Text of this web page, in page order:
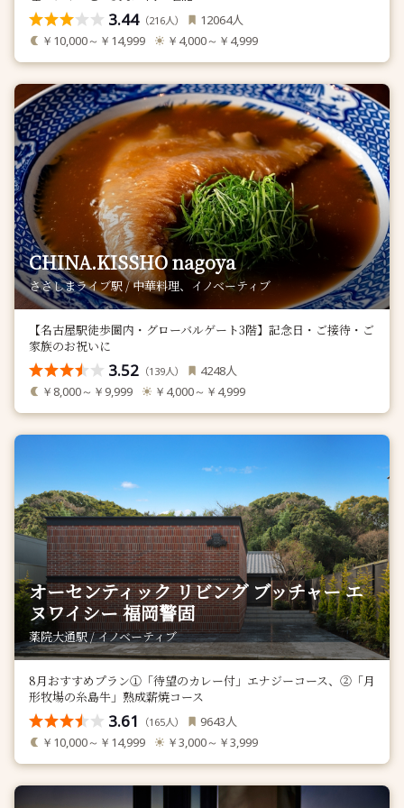
3.44（216人） 12064人
￥10,000～￥14,999 ￥4,000～￥4,999
CHINA.KISSHO nagoya
ささしまライブ駅 / 中華料理、イノベーティブ
【名古屋駅徒歩圏内・グローバルゲート3階】記念日・ご接待・ご
家族のお祝いに
3.52 （139人） 4248人
￥8,000～￥9,999 ￥4,000～￥4,999
オーセンティック リビング ブッチャー エ
ヌワイシー 福岡警固
薬院大通駅 / イノベーティブ
8月おすすめプラン①「待望のカレー付」エナジーコース、②「月
形牧場の糸島牛」熟成薪焼コース
3.61 （165人） 9643人
￥10,000～￥14,999 ￥3,000～￥3,999